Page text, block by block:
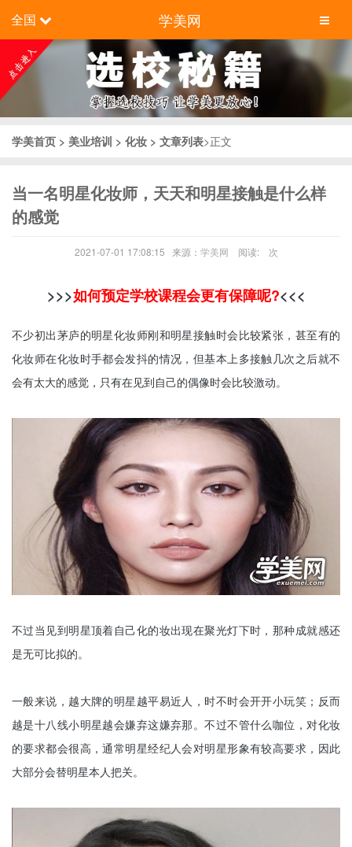
全国 学美网
学美首页 > 美业培训 > 化妆 > 文章列表>正文
当一名明星化妆师，天天和明星接触是什么样
的感觉
2021-07-01 17:08:15 来源： 学美网 阅读: 次
>>>如何预定学校课程会更有保障呢?<<<
不少初出茅庐的明星化妆师刚和明星接触时会比较紧张，甚至有的
化妆师在化妆时手都会发抖的情况，但基本上多接触几次之后就不
会有太大的感觉，只有在见到自己的偶像时会比较激动。
不过当见到明星顶着自己化的妆出现在聚光灯下时，那种成就感还
是无可比拟的。
一般来说，越大牌的明星越平易近人，时不时会开开小玩笑；反而
越是十八线小明星越会嫌弃这嫌弃那。不过不管什么咖位，对化妆
的要求都会很高，通常明星经纪人会对明星形象有较高要求，因此
大部分会替明星本人把关。